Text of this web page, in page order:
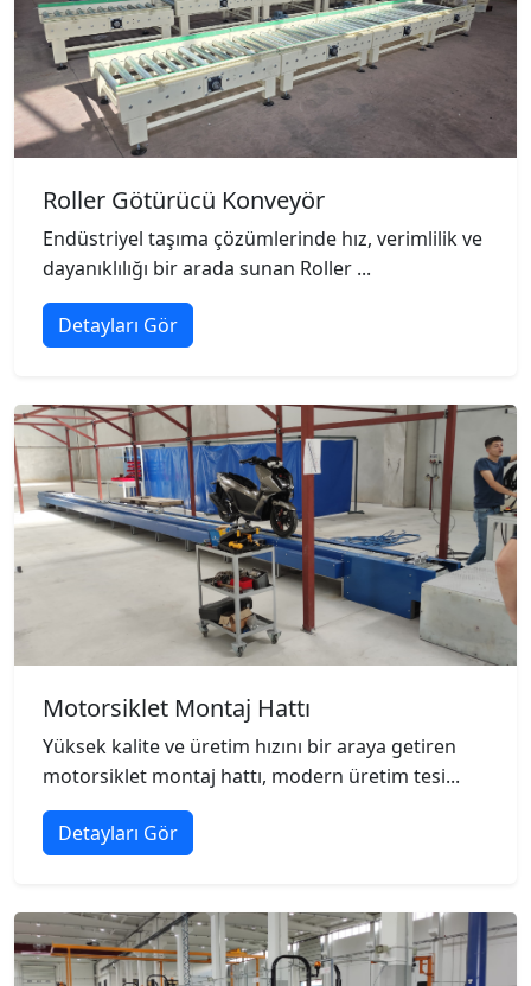
Roller Götürücü Konveyör
Endüstriyel taşıma çözümlerinde hız, verimlilik ve
dayanıklılığı bir arada sunan Roller ...
Detayları Gör
Motorsiklet Montaj Hattı
Yüksek kalite ve üretim hızını bir araya getiren
motorsiklet montaj hattı, modern üretim tesi...
Detayları Gör